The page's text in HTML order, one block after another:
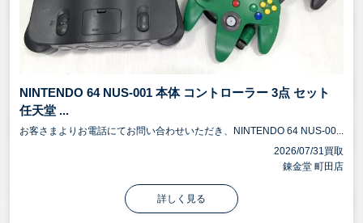
NINTENDO 64 NUS-001 本体 コントローラー 3点 セット
任天堂 ...
お客さまよりお電話にてお問い合わせいただき、NINTENDO 64 NUS-00...
2026/07/31買取
錬金堂 町田店
詳しく見る